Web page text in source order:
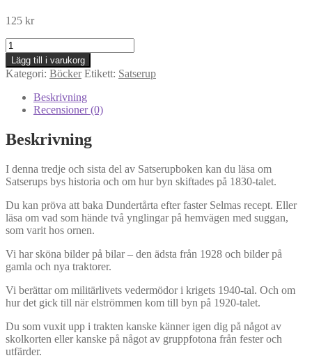
125 kr
Satserup.
Byn
i
våra
hjärtan.
Historia
minnen
från
med
omnejd.
3
mängd
Lägg till i varukorg
Kategori: Böcker Etikett: Satserup
Beskrivning
Recensioner (0)
Beskrivning
I denna tredje och sista del av Satserupboken kan du läsa om
Satserups bys historia och om hur byn skiftades på 1830-talet.
Du kan pröva att baka Dundertårta efter faster Selmas recept. Eller
läsa om vad som hände två ynglingar på hemvägen med suggan,
som varit hos ornen.
Vi har sköna bilder på bilar – den ädsta från 1928 och bilder på
gamla och nya traktorer.
Vi berättar om militärlivets vedermödor i krigets 1940-tal. Och om
hur det gick till när elströmmen kom till byn på 1920-talet.
Du som vuxit upp i trakten kanske känner igen dig på något av
skolkorten eller kanske på något av gruppfotona från fester och
utfärder.